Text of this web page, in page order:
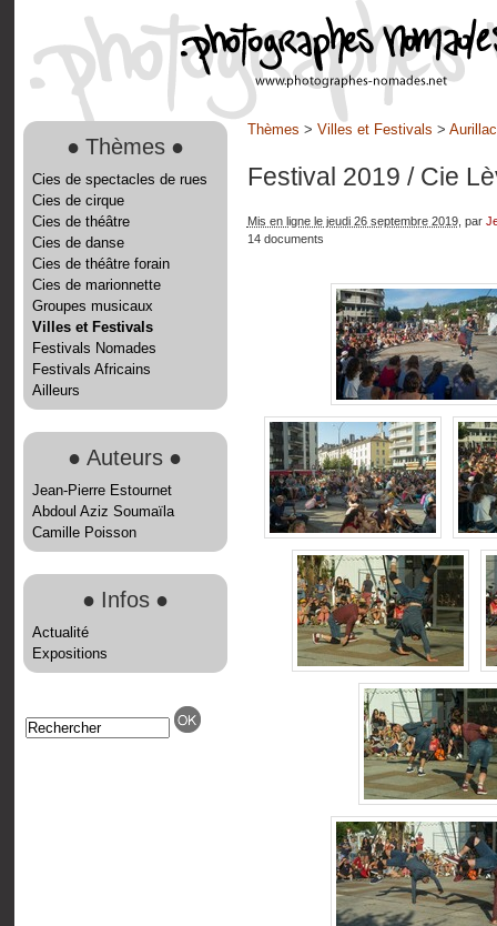
● Thèmes ●
Cies de spectacles de rues
Cies de cirque
Cies de théâtre
Cies de danse
Cies de théâtre forain
Cies de marionnette
Groupes musicaux
Villes et Festivals
Festivals Nomades
Festivals Africains
Ailleurs
● Auteurs ●
Jean-Pierre Estournet
Abdoul Aziz Soumaïla
Camille Poisson
● Infos ●
Actualité
Expositions
Thèmes > Villes et Festivals >
Festival 2019 / Cie
Mis en ligne le jeudi 26 septembre 2019, par
14 documents